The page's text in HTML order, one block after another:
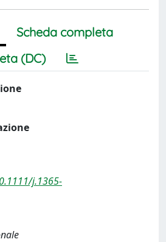
Scheda completa
(DC)
j.1365-